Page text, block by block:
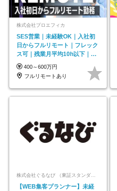
株式会社プロエフィカ
SES営業｜未経験OK｜入社初
日からフルリモート｜フレック
ス可｜残業月平均10h以下｜事
業立ち上げメンバー
400～600万円
フルリモートあり
株式会社ぐるなび （東証スタンダード上場）
【WEB集客プランナー】未経